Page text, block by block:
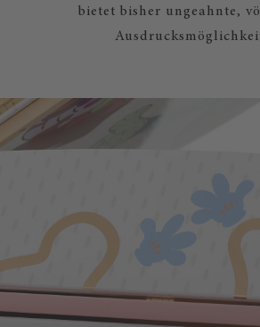
bietet bisher ungeahnte,